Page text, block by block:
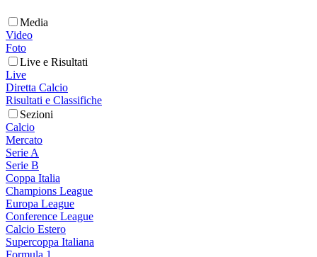
Media
Video
Foto
Live e Risultati
Live
Diretta Calcio
Risultati e Classifiche
Sezioni
Calcio
Mercato
Serie A
Serie B
Coppa Italia
Champions League
Europa League
Conference League
Calcio Estero
Supercoppa Italiana
Formula 1